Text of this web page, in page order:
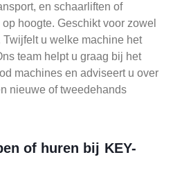
en schaarliften of
hoogte. Geschikt voor zowel
u welke machine het
team helpt u graag bij het
machines en adviseert u over
nieuwe of tweedehands
of huren bij KEY-